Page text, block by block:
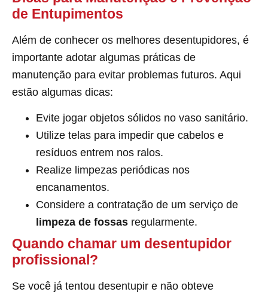
de Entupimentos
Além de conhecer os melhores desentupidores, é
importante adotar algumas práticas de
manutenção para evitar problemas futuros. Aqui
estão algumas dicas:
Evite jogar objetos sólidos no vaso sanitário.
Utilize telas para impedir que cabelos e
resíduos entrem nos ralos.
Realize limpezas periódicas nos
encanamentos.
Considere a contratação de um serviço de
limpeza de fossas regularmente.
Quando chamar um desentupidor
profissional?
Se você já tentou desentupir e não obteve